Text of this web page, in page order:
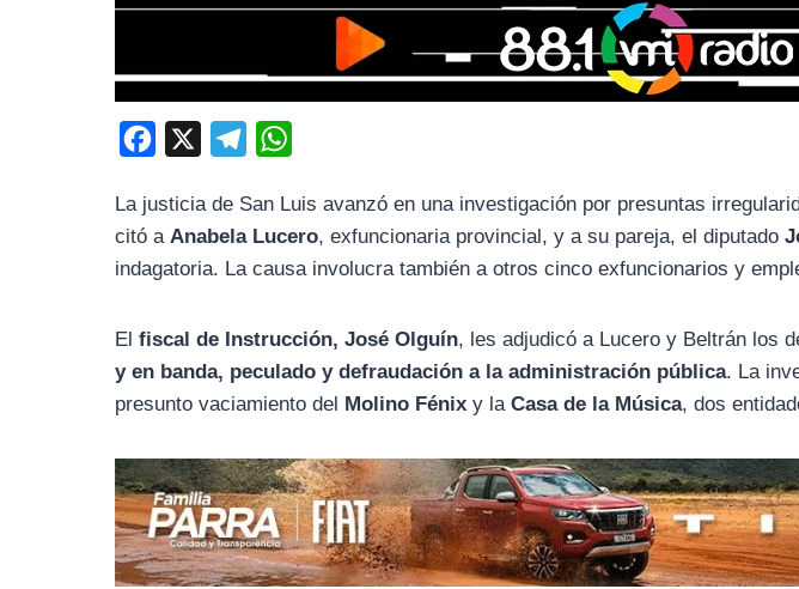
c
e
b
l
e
g
a
t
s
La justicia de San Luis avanzó en una investigación por presuntas
citó aAnabela Lucero, exfuncionaria provincial, y a su pareja, el diputado
indagatoria. La causa involucra también a otros cinco exfuncionarios y
Elfiscal de Instrucción, José Olguín, les adjudicó a Lucero y Beltrán los
y en banda, peculado y defraudación a la administración pública. La
presunto vaciamiento del
Molino Fénix y laCasa de la Música, dos